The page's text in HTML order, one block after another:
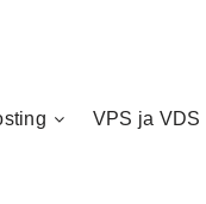
VPS ja VDS